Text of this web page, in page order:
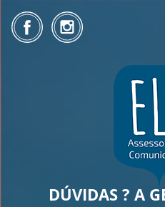
DÚVIDAS ? A